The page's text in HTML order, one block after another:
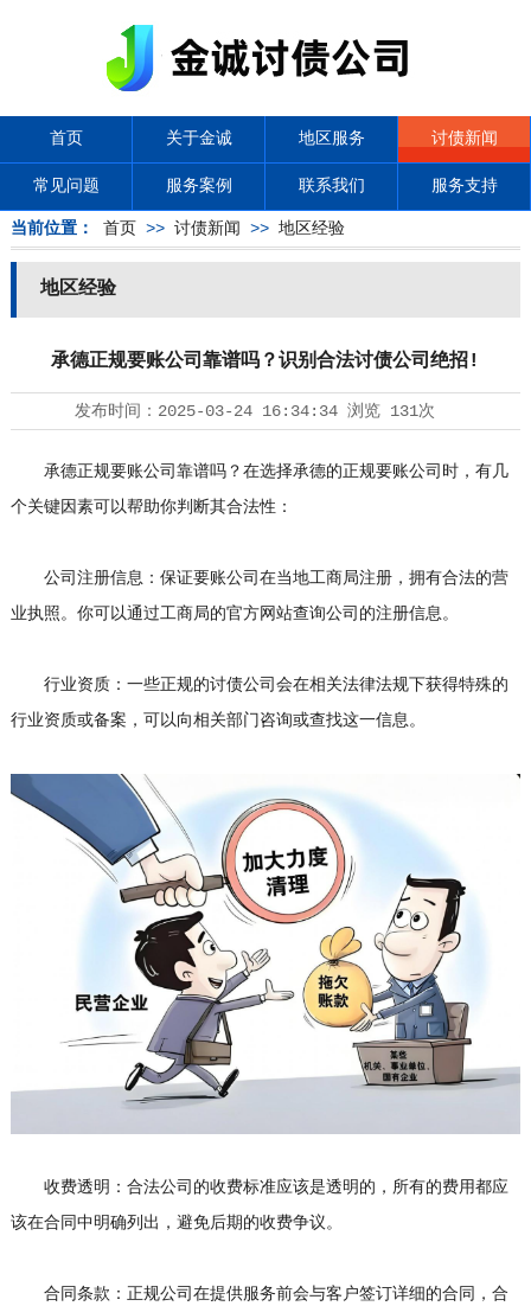
首页 关于金诚 地区服务 讨债新闻
常见问题 服务案例 联系我们 服务支持
当前位置： 首页 >> 讨债新闻 >> 地区经验
地区经验
承德正规要账公司靠谱吗？识别合法讨债公司绝招!
发布时间： 2025-03-24 16:34:34浏览 131次
承德正规要账公司靠谱吗？在选择承德的正规要账公司时，有几
个关键因素可以帮助你判断其合法性：
公司注册信息：保证要账公司在当地工商局注册，拥有合法的营
业执照。你可以通过工商局的官方网站查询公司的注册信息。
行业资质：一些正规的讨债公司 会在相关法律法规下获得特殊的
行业资质或备案，可以向相关部门咨询或查找这一信息。
收费透明：合法公司的收费标准应该是透明的，所有的费用都应
该在合同中明确列出，避免后期的收费争议。
合同条款：正规公司在提供服务前会与客户签订详细的合同，合